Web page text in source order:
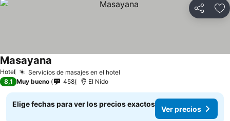
Compartir
Hotel Servicios de masajes en el hotel
Masayana
8,1 Muy bueno 458 El Nido
Elige fechas para ver los precios exactos
Ver precios